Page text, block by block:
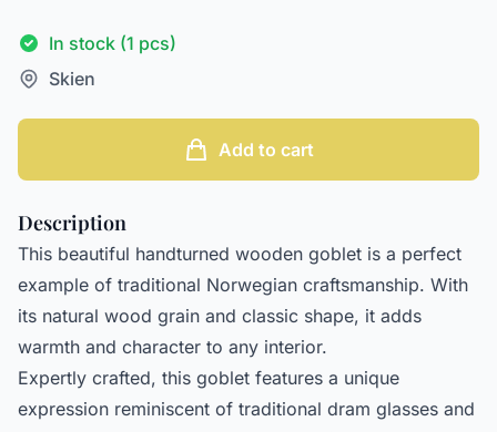
In stock (1 pcs)
Skien
Add to cart
Description
This beautiful handturned wooden goblet is a perfect
example of traditional Norwegian craftsmanship. With
its natural wood grain and classic shape, it adds
warmth and character to any interior.
Expertly crafted, this goblet features a unique
expression reminiscent of traditional dram glasses and